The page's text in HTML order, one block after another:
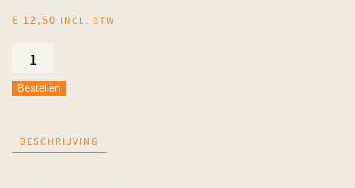
€ 12,50 INCL. BTW
Salade
Geitenkaas
aantal
Bestellen
BESCHRIJVING